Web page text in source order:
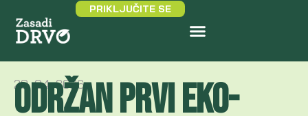
PRIKLJUČITE SE
28. 04. 2026.
ODRŽAN PRVI EKO-